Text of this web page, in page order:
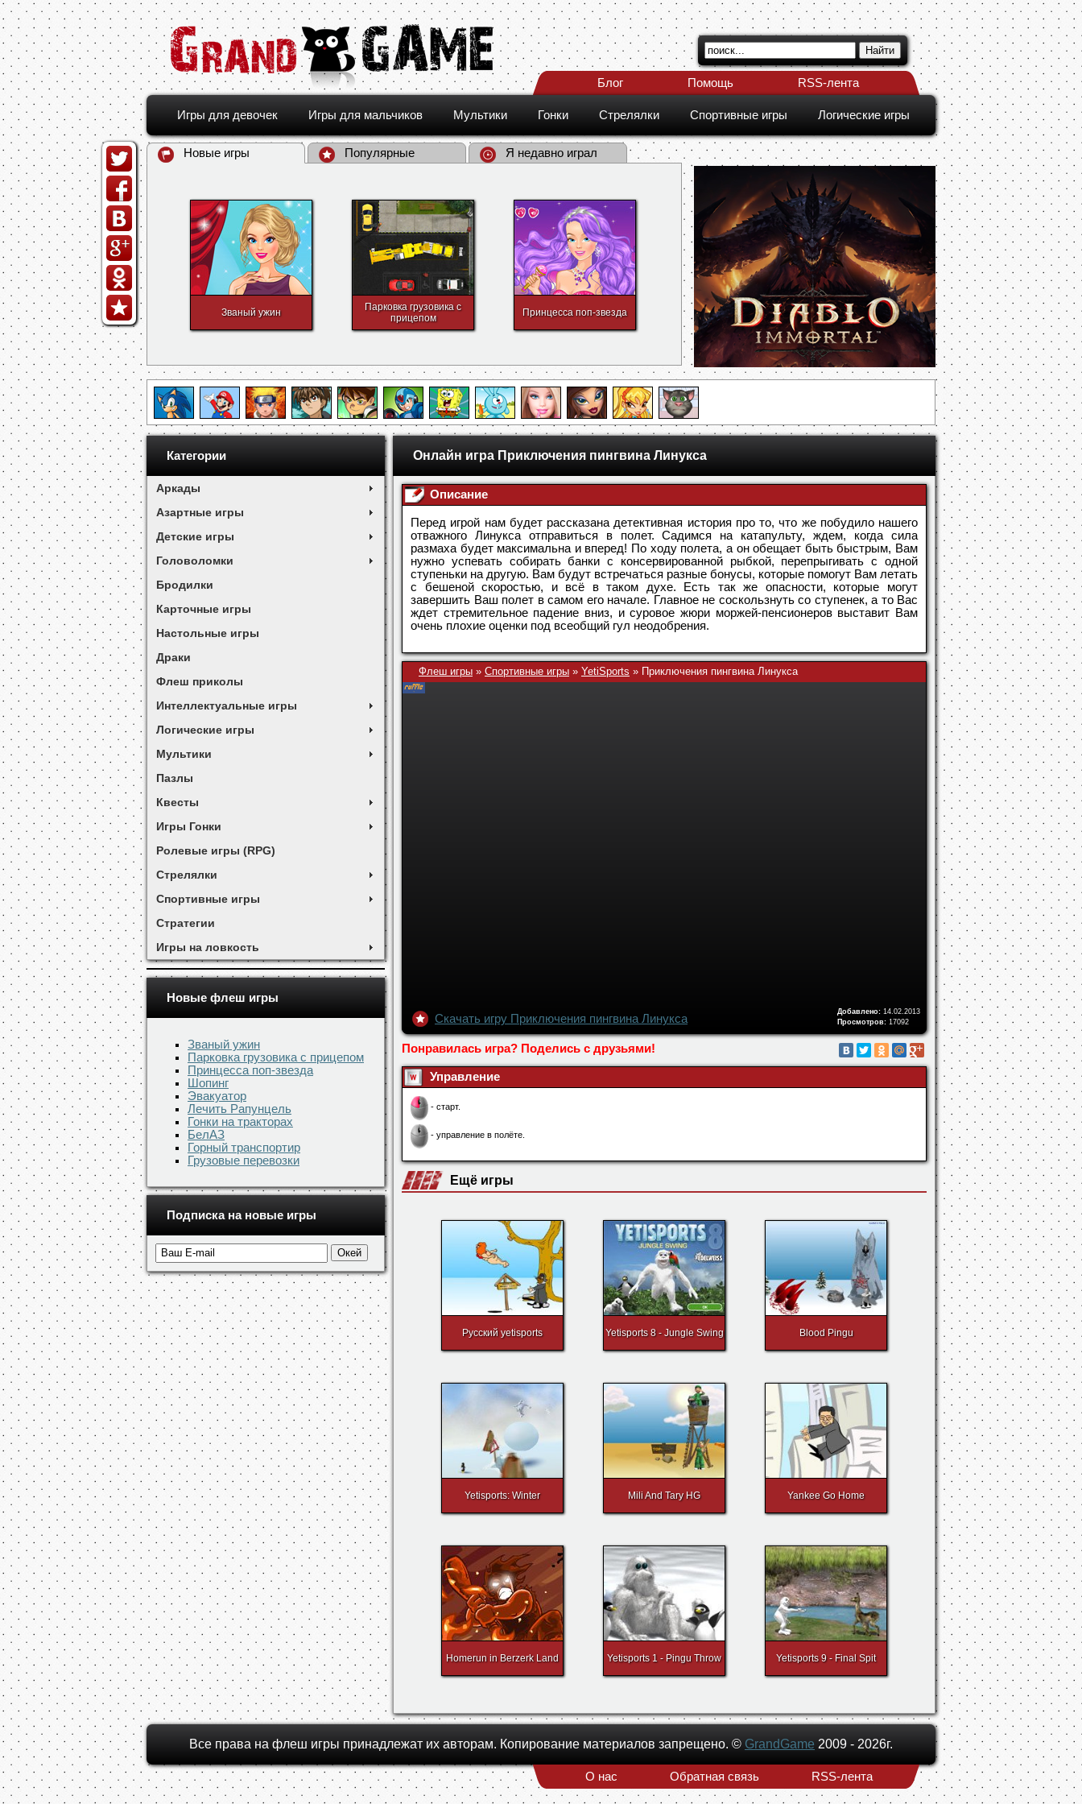
Блог Помощь RSS-лента
Игры для девочек Игры для мальчиков Мультики Гонки Стрелялки Спортивные игры Логические игры
Новые игры Популярные Я недавно играл
Званый ужин
Парковка грузовика с
прицепом
Принцесса поп-звезда
Категории
Аркады
Азартные игры
Детские игры
Головоломки
Бродилки
Карточные игры
Настольные игры
Драки
Флеш приколы
Интеллектуальные игры
Логические игры
Мультики
Пазлы
Квесты
Игры Гонки
Ролевые игры (RPG)
Стрелялки
Спортивные игры
Стратегии
Игры на ловкость
Новые флеш игры
Званый ужин
Парковка грузовика с прицепом
Принцесса поп-звезда
Шопинг
Эвакуатор
Лечить Рапунцель
Гонки на тракторах
БелАЗ
Горный транспортир
Грузовые перевозки
Подписка на новые игры
Онлайн игра Приключения пингвина Линукса
Описание
Перед игрой нам будет рассказана детективная история про то, что же побудило нашего
отважного Линукса отправиться в полет. Садимся на катапульту, ждем, когда сила
размаха будет максимальна и вперед! По ходу полета, а он обещает быть быстрым, Вам
нужно успевать собирать банки с консервированной рыбкой, перепрыгивать с одной
ступеньки на другую. Вам будут встречаться разные бонусы, которые помогут Вам летать
с бешеной скоростью, и всё в таком духе. Есть так же опасности, которые могут
завершить Ваш полет в самом его начале. Главное не соскользнуть со ступенек, а то Вас
ждет стремительное падение вниз, и суровое жюри моржей-пенсионеров выставит Вам
очень плохие оценки под всеобщий гул неодобрения.
Флеш игры » Спортивные игры » YetiSports » Приключения пингвина Линукса
Скачать игру Приключения пингвина Линукса
Добавлено: 14.02.2013
Просмотров: 17092
Понравилась игра? Поделись с друзьями!
Управление
- старт.
- управление в полёте.
Ещё игры
Русский yetisports Yetisports 8 - Jungle Swing Blood Pingu
Yetisports: Winter Mili And Tary HG Yankee Go Home
Homerun in Berzerk Land Yetisports 1 - Pingu Throw Yetisports 9 - Final Spit
Все права на флеш игры принадлежат их авторам. Копирование материалов запрещено. © GrandGame 2009 - 2026г.
О нас Обратная связь RSS-лента